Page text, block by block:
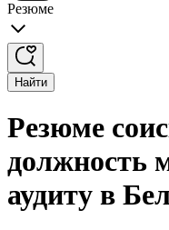
Резюме
Найти
Резюме
должность
аудиту в